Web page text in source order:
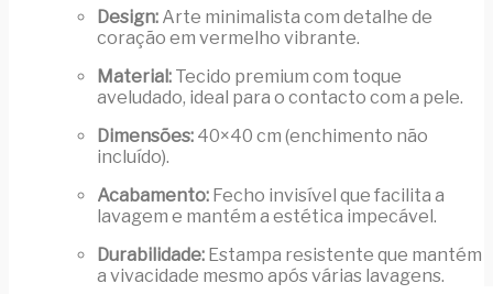
Design: Arte minimalista com detalhe de
coração em vermelho vibrante.
Material: Tecido premium com toque
aveludado, ideal para o contacto com a pele.
Dimensões: 40×40 cm (enchimento não
incluído).
Acabamento: Fecho invisível que facilita a
lavagem e mantém a estética impecável.
Durabilidade: Estampa resistente que mantém
a vivacidade mesmo após várias lavagens.